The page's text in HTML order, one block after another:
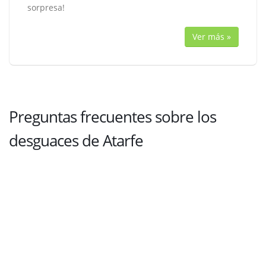
sorpresa!
Ver más »
Preguntas frecuentes sobre los
desguaces de Atarfe